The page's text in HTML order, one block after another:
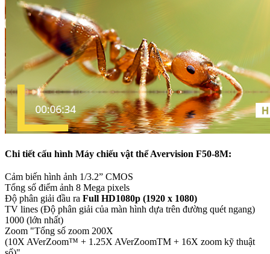
Chi tiết cấu hình Máy chiếu vật thể Avervision F50-8M:
Cảm biến hình ảnh 1/3.2” CMOS
Tổng số điểm ảnh 8 Mega pixels
Độ phân giải đầu ra Full HD1080p (1920 x 1080)
TV lines (Độ phân giải của màn hình dựa trên đường quét ngang)
1000 (lớn nhất)
Zoom "Tổng số zoom 200X
(10X AVerZoom™ + 1.25X AVerZoomTM + 16X zoom kỹ thuật